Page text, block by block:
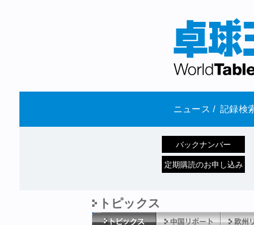
ニュース / 記録検
バックナンバー
定期購読のお申し込み
トピックス